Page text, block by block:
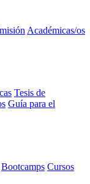
Académicas/os
Tesis de
Guía para el
Bootcamps Cursos